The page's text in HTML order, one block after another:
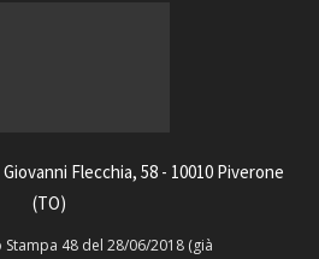
Flecchia, 58 - 10010 Piverone
(TO)
48 del 28/06/2018 (già